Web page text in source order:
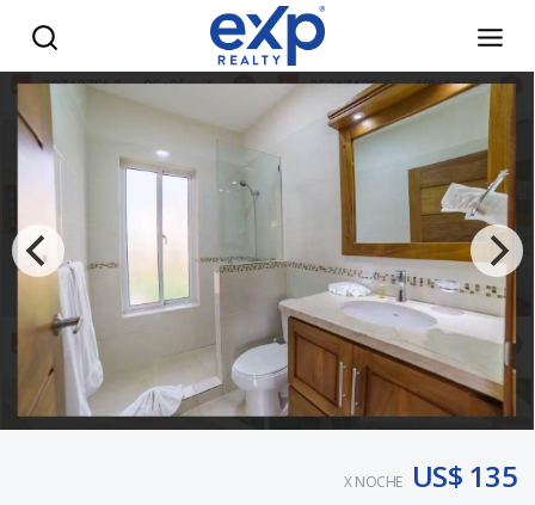
X NOCHE US$ 135
Villa 841 - eXp Realty República Dominicana